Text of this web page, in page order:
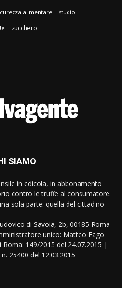
alimentare studio
zucchero
SIAMO
in edicola, in abbonamento
contro le truffe al consumatore.
sola parte: quella del cittadino
di Savoia, 2b, 00185 Roma
unico: Matteo Fago
Roma: 149/2015 del 24.07.2015 |
25400 del 12.03.2015